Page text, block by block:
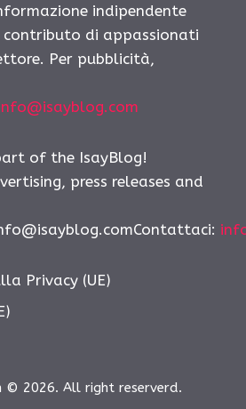
indipendente
contributo di appassionati
Per pubblicità,
of the IsayBlog!
press releases and
:
Privacy (UE)
© 2026. All right reserverd.